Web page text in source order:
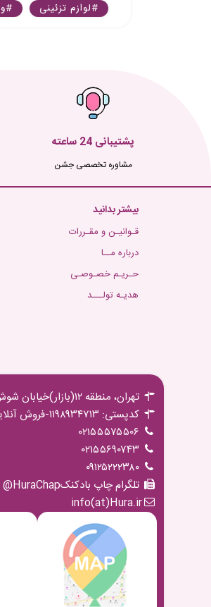
#لوازم تزئینی
پشتیبانی 24 ساعته
مشاوره تخصصی جشن
بیشتر بدانید
قـوانیـن و مقـررات
درباره مــا
حـریـم خصـوصـی
هدیـه تولـــد
تهران، منطقه ۱۲(بازار)خیابان شوش، ابتدای خ تختی، ک برادران مجیدی،پ ۱۶ ط اول
کدپستی: ۱۱۹۸۹۳۴۷۱۳-فروش آنلاین و حضوری
۰۲۱۵۵۵۷۵۵۰۶
۰۲۱۵۵۶۹۰۷۴۳
۰۹۱۲۵۲۲۲۳۸۰
تلگرام چاپ بادکنکHuraChap@
info(at)Hura.ir